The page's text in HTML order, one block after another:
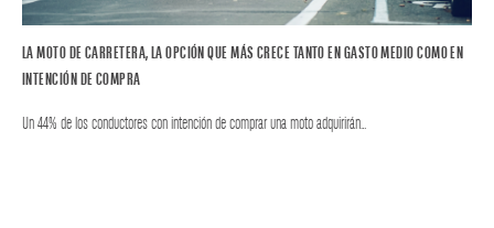
LA MOTO DE CARRETERA, LA OPCIÓN QUE MÁS CRECE TANTO EN GASTO MEDIO COMO EN
INTENCIÓN DE COMPRA
Un 44% de los conductores con intención de comprar una moto adquirirán…